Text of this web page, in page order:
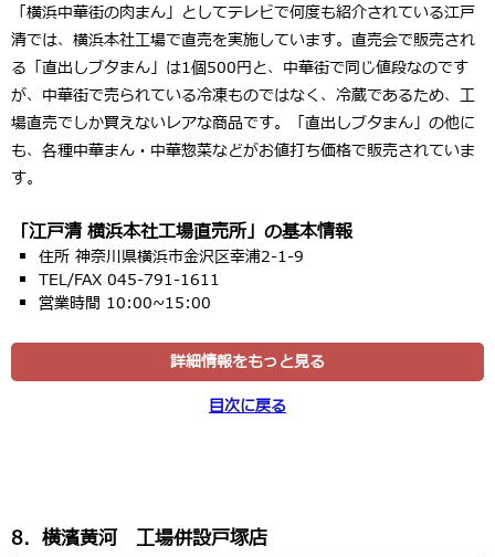
「横浜中華街の肉まん」としてテレビで何度も紹介されている江戸
清では、横浜本社工場で直売を実施しています。直売会で販売され
る「直出しブタまん」は1個500円と、中華街で同じ値段なのです
が、中華街で売られている冷凍ものではなく、冷蔵であるため、工
場直売でしか買えないレアな商品です。「直出しブタまん」の他に
も、各種中華まん・中華惣菜などがお値打ち価格で販売されていま
す。
「江戸清 横浜本社工場直売所」の基本情報
住所 神奈川県横浜市金沢区幸浦2-1-9
TEL/FAX 045-791-1611
営業時間 10:00~15:00
詳細情報をもっと見る
目次に戻る
8．横濱黄河 工場併設戸塚店